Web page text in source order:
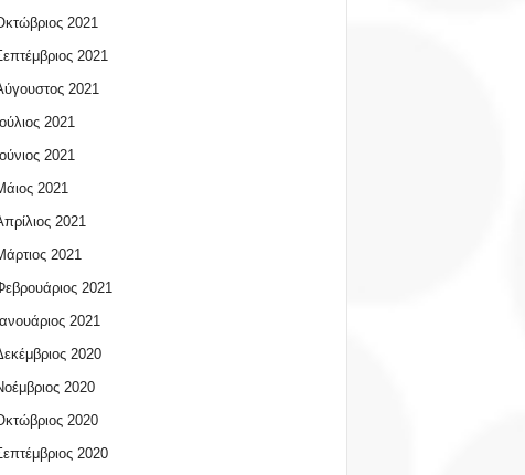
2021
2021
2021
2021
2021
2021
2021
2021
2021
2021
2020
2020
2020
2020